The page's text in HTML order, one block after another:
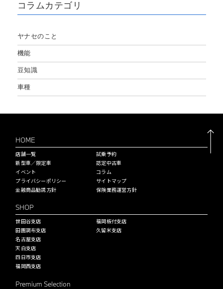
コラムカテゴリ
ヤナセのこと
機能
豆知識
車種
HOME
店舗一覧
新型車／限定車
イベント
プライバシーポリシー
金融商品勧誘方針
試乗予約
認定中古車
コラム
サイトマップ
保険業務運営方針
SHOP
世田谷支店
田園調布支店
名古屋支店
天白支店
四日市支店
福岡西支店
福岡板付支店
久留米支店
Premium Selection